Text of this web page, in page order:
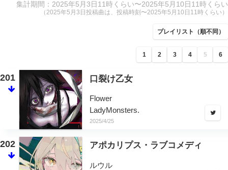
集計期間：2025年5月3日11時くらい〜2025年5月10日11時くらい
（2025年5月3日投稿曲は、投稿時刻〜2025年5月10日11時くらい）
プレイリスト（順不同）
1 2 3 4 5 6
201 口裂け乙女
Flower
LadyMonsters.
2025/4/25
202 アポカリプス・ラブコメディ
ルウル